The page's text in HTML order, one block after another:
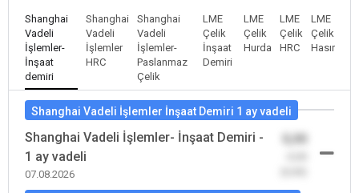
Shanghai
Vadeli
İşlemler-
İnşaat
demiri
Shanghai
Vadeli
İşlemler
HRC
Shanghai
Vadeli
İşlemler-
Paslanmaz
Çelik
LME
Çelik
İnşaat
Demiri
LME
Çelik
Hurda
LME
Çelik
HRC
LME
Çelik
Hasır
Shanghai Vadeli İşlemler İnşaat Demiri 1 ay vadeli
Shanghai Vadeli İşlemler- İnşaat Demiri -
1 ay vadeli
07.08.2026